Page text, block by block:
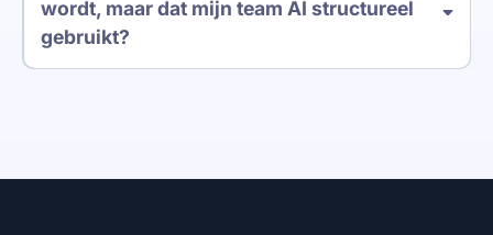
wordt, maar dat mijn team AI structureel
gebruikt?